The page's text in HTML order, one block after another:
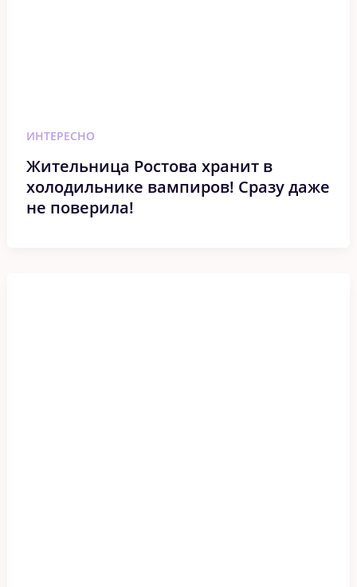
ИНТЕРЕСНО
Жительница Ростова хранит в
холодильнике вампиров! Сразу даже
не поверила!